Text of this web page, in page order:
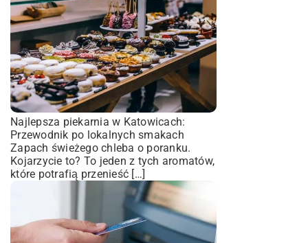
Najlepsza piekarnia w Katowicach:
Przewodnik po lokalnych smakach
Zapach świeżego chleba o poranku.
Kojarzycie to? To jeden z tych aromatów,
które potrafią przenieść […]